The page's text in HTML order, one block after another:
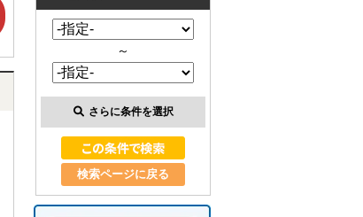
～
さらに条件を選択
検索ページに戻る